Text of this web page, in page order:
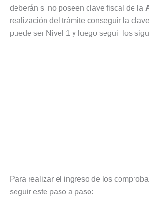
deberán si no poseen clave fiscal de la
realización del trámite conseguir la
puede ser Nivel 1 y luego seguir los
Para realizar el ingreso de los
seguir este paso a paso: